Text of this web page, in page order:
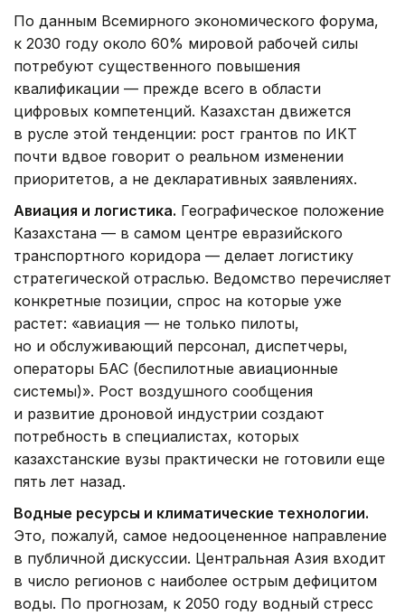
По данным Всемирного экономического форума,
к 2030 году около 60% мировой рабочей силы
потребуют существенного повышения
квалификации — прежде всего в области
цифровых компетенций. Казахстан движется
в русле этой тенденции: рост грантов по ИКТ
почти вдвое говорит о реальном изменении
приоритетов, а не декларативных заявлениях.
Авиация и логистика. Географическое положение
Казахстана — в самом центре евразийского
транспортного коридора — делает логистику
стратегической отраслью. Ведомство перечисляет
конкретные позиции, спрос на которые уже
растет: «авиация — не только пилоты,
но и обслуживающий персонал, диспетчеры,
операторы БАС (беспилотные авиационные
системы)». Рост воздушного сообщения
и развитие дроновой индустрии создают
потребность в специалистах, которых
казахстанские вузы практически не готовили еще
пять лет назад.
Водные ресурсы и климатические технологии.
Это, пожалуй, самое недооцененное направление
в публичной дискуссии. Центральная Азия входит
в число регионов с наиболее острым дефицитом
воды. По прогнозам, к 2050 году водный стресс